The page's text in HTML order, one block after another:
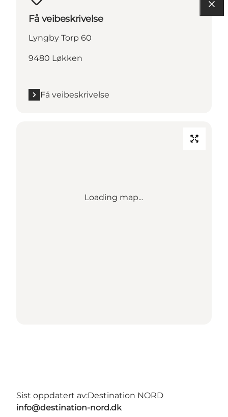
Få veibeskrivelse
Lyngby Torp 60
9480 Løkken
Få veibeskrivelse
Loading map...
Sist oppdatert av:Destination NORD
info@destination-nord.dk